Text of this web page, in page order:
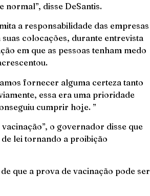
normal”, disse DeSantis.
a responsabilidade das empresas
colocações, durante entrevista
em que as pessoas tenham medo
fornecer alguma certeza tanto
essa era uma prioridade
cumprir hoje. ”
o governador disse que
lei tornando a proibição
que a prova de vacinação pode ser